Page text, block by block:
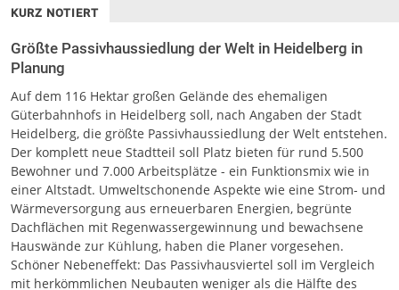
KURZ NOTIERT
Größte Passivhaussiedlung der Welt in Heidelberg in
Planung
Auf dem 116 Hektar großen Gelände des ehemaligen
Güterbahnhofs in Heidelberg soll, nach Angaben der Stadt
Heidelberg, die größte Passivhaussiedlung der Welt entstehen.
Der komplett neue Stadtteil soll Platz bieten für rund 5.500
Bewohner und 7.000 Arbeitsplätze - ein Funktionsmix wie in
einer Altstadt. Umweltschonende Aspekte wie eine Strom- und
Wärmeversorgung aus erneuerbaren Energien, begrünte
Dachflächen mit Regenwassergewinnung und bewachsene
Hauswände zur Kühlung, haben die Planer vorgesehen.
Schöner Nebeneffekt: Das Passivhausviertel soll im Vergleich
mit herkömmlichen Neubauten weniger als die Hälfte des